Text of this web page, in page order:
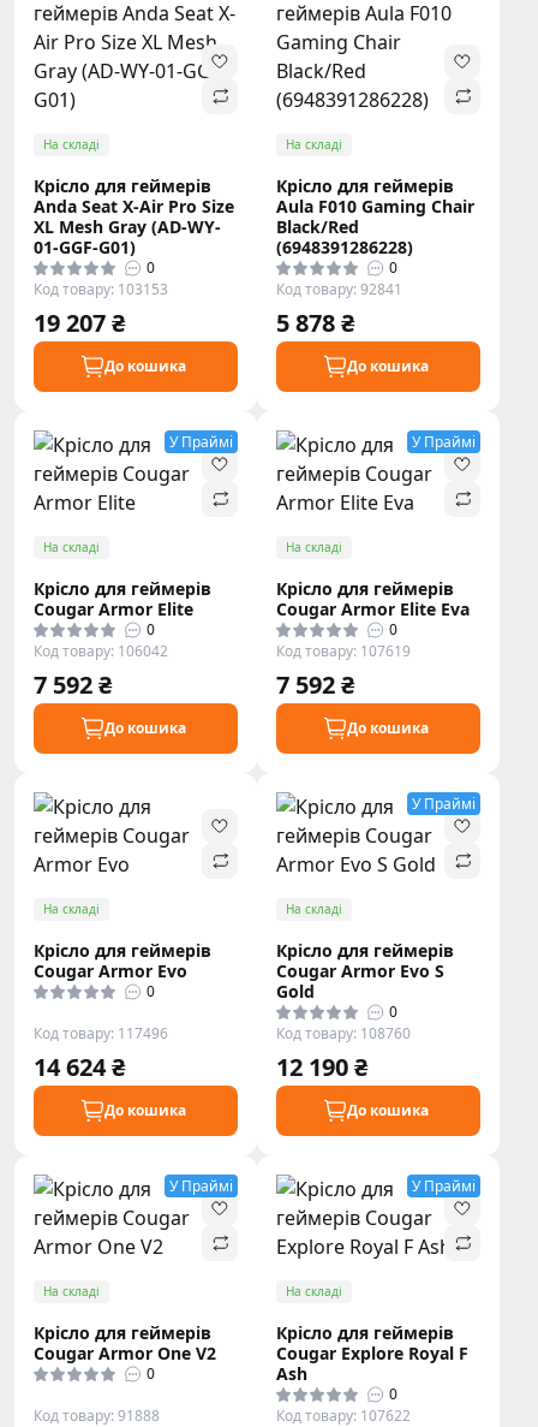
На складі
Крісло для геймерів
Anda Seat X-Air Pro Size
XL Mesh Gray (AD-WY-
01-GGF-G01)
0
Код товару: 103153
19 207 ₴
До кошика
На складі
Крісло для геймерів
Aula F010 Gaming Chair
Black/Red
(6948391286228)
0
Код товару: 92841
5 878 ₴
До кошика
У Праймі
На складі
Крісло для геймерів
Cougar Armor Elite
0
Код товару: 106042
7 592 ₴
До кошика
У Праймі
На складі
Крісло для геймерів
Cougar Armor Elite Eva
0
Код товару: 107619
7 592 ₴
До кошика
На складі
Крісло для геймерів
Cougar Armor Evo
0
Код товару: 117496
14 624 ₴
До кошика
У Праймі
На складі
Крісло для геймерів
Cougar Armor Evo S
Gold
0
Код товару: 108760
12 190 ₴
До кошика
У Праймі
На складі
Крісло для геймерів
Cougar Armor One V2
0
Код товару: 91888
У Праймі
На складі
Крісло для геймерів
Cougar Explore Royal F
Ash
0
Код товару: 107622